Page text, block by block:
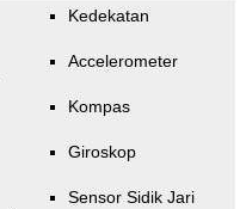
Kedekatan
Accelerometer
Kompas
Giroskop
Sensor Sidik Jari